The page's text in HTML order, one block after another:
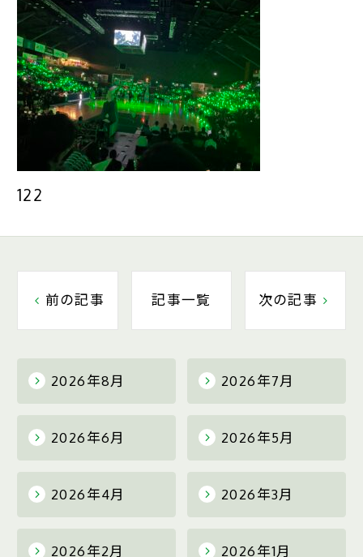
2026年8月 2026年7月
2026年6月 2026年5月
2026年4月 2026年3月
2026年2月 2026年1月
122
前の記事 記事一覧 次の記事